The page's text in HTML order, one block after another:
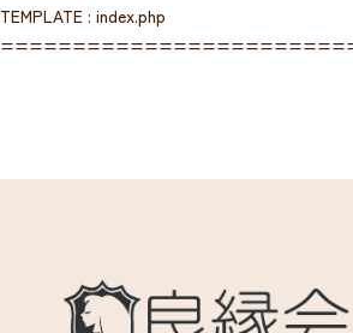
TEMPLATE : index.php